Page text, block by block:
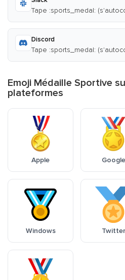
Tape :sports_medal:
Discord
Tape :sports_medal:
Emoji Médaille Sportive
plateformes
Apple Google
Windows Twitter